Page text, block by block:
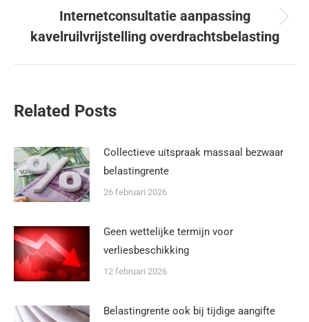
Internetconsultatie aanpassing
kavelruilvrijstelling overdrachtsbelasting
Related Posts
Collectieve uitspraak massaal bezwaar
belastingrente
26 februari 2026
Geen wettelijke termijn voor
verliesbeschikking
12 februari 2026
Belastingrente ook bij tijdige aangifte